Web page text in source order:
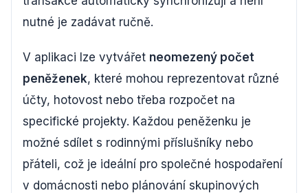
nutné je zadávat ručně.
V aplikaci lze vytvářet neomezený počet
peněženek, které mohou reprezentovat různé
účty, hotovost nebo třeba rozpočet na
specifické projekty. Každou peněženku je
možné sdílet s rodinnými příslušníky nebo
přáteli, což je ideální pro společné hospodaření
v domácnosti nebo plánování skupinových